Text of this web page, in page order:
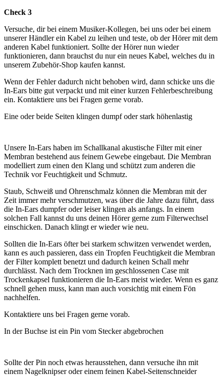
Check 3
Versuche, dir bei einem Musiker-Kollegen, bei uns oder bei einem
unserer Händler ein Kabel zu leihen und teste, ob der Hörer mit dem
anderen Kabel funktioniert. Sollte der Hörer nun wieder
funktionieren, dann brauchst du nur ein neues Kabel, welches du in
unserem Zubehör-Shop kaufen kannst.
Wenn der Fehler dadurch nicht behoben wird, dann schicke uns die
In-Ears bitte gut verpackt und mit einer kurzen Fehlerbeschreibung
ein. Kontaktiere uns bei Fragen gerne vorab.
Eine oder beide Seiten klingen dumpf oder stark höhenlastig
Unsere In-Ears haben im Schallkanal akustische Filter mit einer
Membran bestehend aus feinem Gewebe eingebaut. Die Membran
modelliert zum einen den Klang und schützt zum anderen die
Technik vor Feuchtigkeit und Schmutz.
Staub, Schweiß und Ohrenschmalz können die Membran mit der
Zeit immer mehr verschmutzen, was über die Jahre dazu führt, dass
die In-Ears dumpfer oder leiser klingen als anfangs. In einem
solchen Fall kannst du uns deinen Hörer gerne zum Filterwechsel
einschicken. Danach klingt er wieder wie neu.
Sollten die In-Ears öfter bei starkem schwitzen verwendet werden,
kann es auch passieren, dass ein Tropfen Feuchtigkeit die Membran
der Filter komplett benetzt und dadurch keinen Schall mehr
durchlässt. Nach dem Trocknen im geschlossenen Case mit
Trockenkapsel funktionieren die In-Ears meist wieder. Wenn es ganz
schnell gehen muss, kann man auch vorsichtig mit einem Fön
nachhelfen.
Kontaktiere uns bei Fragen gerne vorab.
In der Buchse ist ein Pin vom Stecker abgebrochen
Sollte der Pin noch etwas herausstehen, dann versuche ihn mit
einem Nagelknipser oder einem feinen Kabel-Seitenschneider